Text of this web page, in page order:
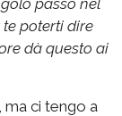
poterti dire
dà questo ai
ma ci tengo a